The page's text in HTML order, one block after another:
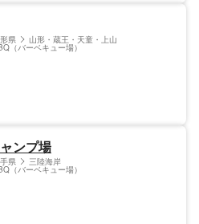
県 山形・蔵王・天童・上山
（バーベキュー場）
ンプ場
県 三陸海岸
（バーベキュー場）